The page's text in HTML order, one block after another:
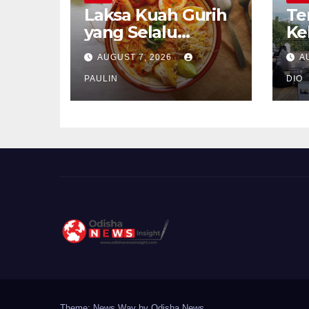
Laksa Kuah Gurih
yang Selalu
Dirindukan
AUGUST 7, 2026
PAULIN DIO